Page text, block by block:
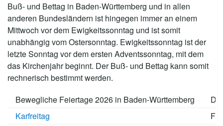
Buß- und Bettag in Baden-Württemberg und in allen
anderen Bundesländern ist hingegen immer an einem
Mittwoch vor dem Ewigkeitssonntag und ist somit
unabhängig vom Ostersonntag. Ewigkeitssonntag ist der
letzte Sonntag vor dem ersten Adventssonntag, mit dem
das Kirchenjahr beginnt. Der Buß- und Bettag kann somit
rechnerisch bestimmt werden.
Bewegliche Feiertage 2026 in Baden-Württemberg
Karfreitag
Fr,